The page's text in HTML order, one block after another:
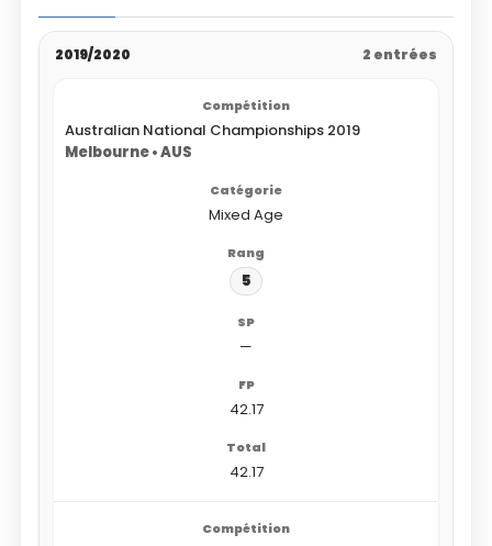
2019/2020 2 entrées
Australian National Championships 2019
Melbourne • AUS
Mixed Age
5
—
42.17
42.17